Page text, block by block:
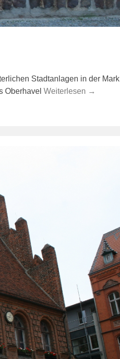
Stadtanlagen in der Mark
Oberhavel Weiterlesen →